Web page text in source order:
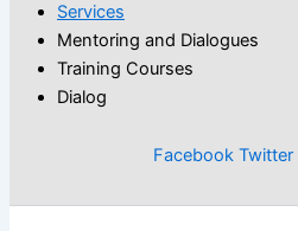
Services
Mentoring and Dialogues
Training Courses
Dialog
Facebook Twitter